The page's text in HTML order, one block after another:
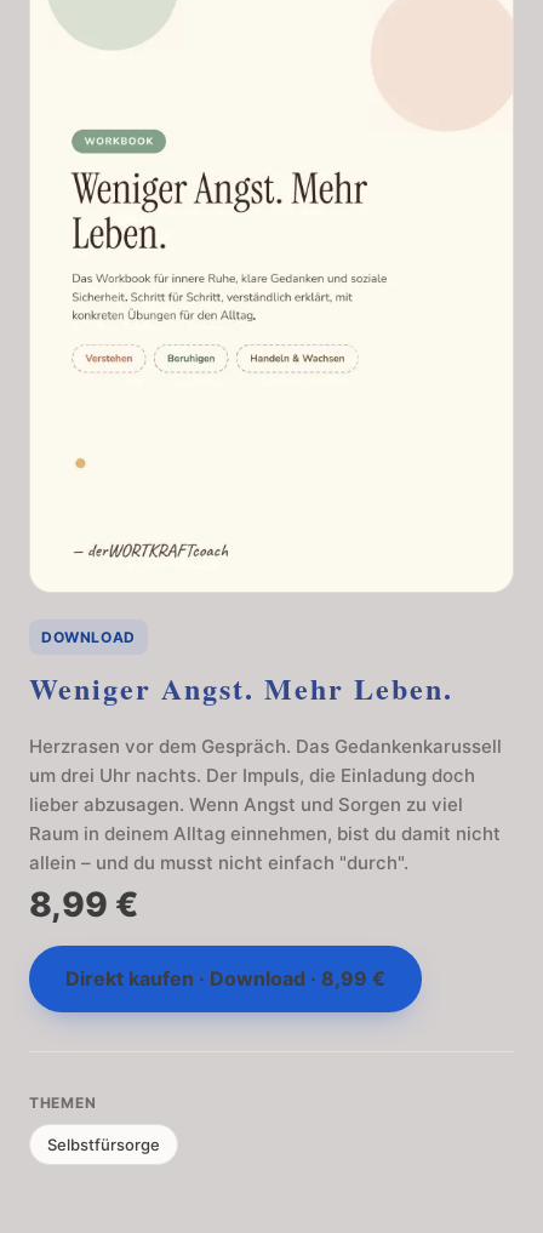
DOWNLOAD
Weniger Angst. Mehr Leben.
Herzrasen vor dem Gespräch. Das Gedankenkarussell
um drei Uhr nachts. Der Impuls, die Einladung doch
lieber abzusagen. Wenn Angst und Sorgen zu viel
Raum in deinem Alltag einnehmen, bist du damit nicht
allein – und du musst nicht einfach "durch".
8,99 €
Direkt kaufen · Download · 8,99 €
THEMEN
Selbstfürsorge